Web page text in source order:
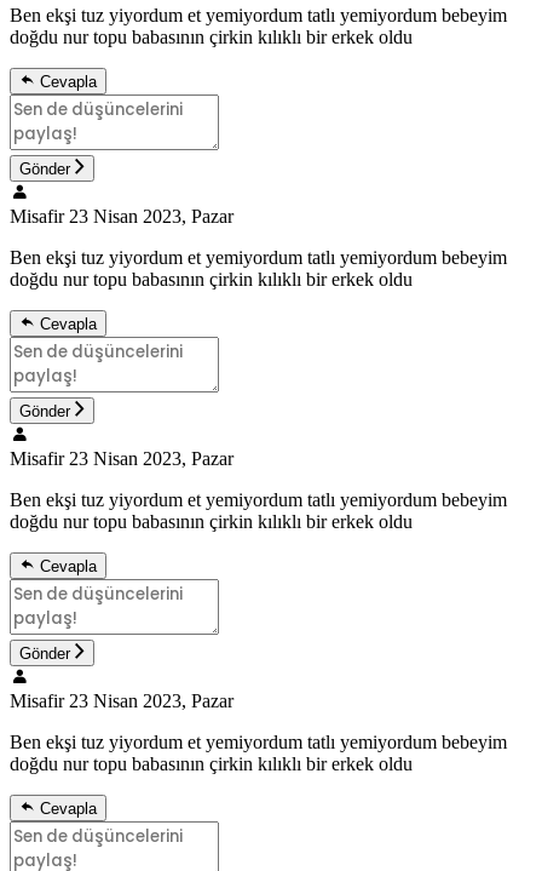
Ben ekşi tuz yiyordum et yemiyordum tatlı yemiyordum bebeyim
doğdu nur topu babasının çirkin kılıklı bir erkek oldu
Cevapla
Gönder
Misafir 23 Nisan 2023, Pazar
Ben ekşi tuz yiyordum et yemiyordum tatlı yemiyordum bebeyim
doğdu nur topu babasının çirkin kılıklı bir erkek oldu
Cevapla
Gönder
Misafir 23 Nisan 2023, Pazar
Ben ekşi tuz yiyordum et yemiyordum tatlı yemiyordum bebeyim
doğdu nur topu babasının çirkin kılıklı bir erkek oldu
Cevapla
Gönder
Misafir 23 Nisan 2023, Pazar
Ben ekşi tuz yiyordum et yemiyordum tatlı yemiyordum bebeyim
doğdu nur topu babasının çirkin kılıklı bir erkek oldu
Cevapla